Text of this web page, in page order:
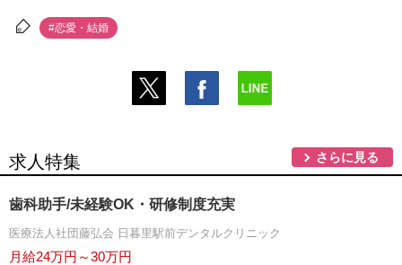
#恋愛・結婚
求人特集 さらに見る
歯科助手/未経験OK・研修制度充実
医療法人社団藤弘会 日暮里駅前デンタルクリニック
月給24万円～30万円